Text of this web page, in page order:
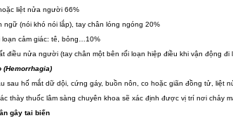
liệt nửa người 66%
ngữ (nói khó nói lắp), tay chân lóng ngóng 20%
loạn cảm giác: tê, bỏng…10%
điều nửa người (tay chân một bên rối loạn hiệp điều khi vận động đi
(Hemorrhagia)
sau hố mắt dữ dội, cứng gáy, buồn nôn, co hoặc giãn đồng tử, liệt
thày thuốc lâm sàng chuyên khoa sẽ xác định được vị trí nơi chảy
gây tai biến